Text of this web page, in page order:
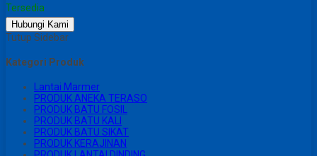
Tersedia
Hubungi Kami
Tutup Sidebar
Kategori Produk
Lantai Marmer
PRODUK ANEKA TERASO
PRODUK BATU FOSIL
PRODUK BATU KALI
PRODUK BATU SIKAT
PRODUK KERAJINAN